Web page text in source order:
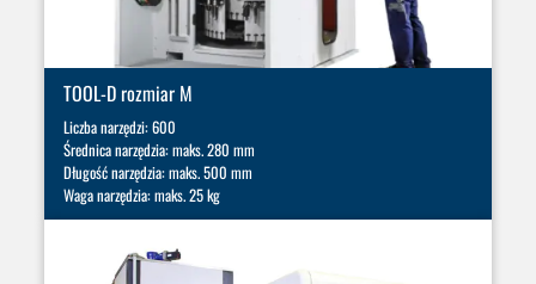
TOOL-D rozmiar M
Liczba narzędzi: 600
Średnica narzędzia: maks. 280 mm
Długość narzędzia: maks. 500 mm
Waga narzędzia: maks. 25 kg